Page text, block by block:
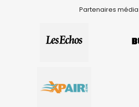
Partenaires média